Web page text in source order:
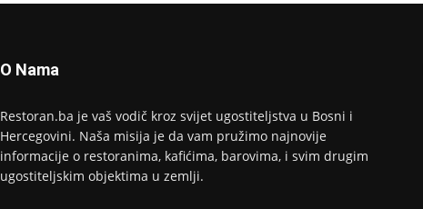
O Nama
Restoran.ba je vaš vodič kroz svijet ugostiteljstva u Bosni i
Hercegovini. Naša misija je da vam pružimo najnovije
informacije o restoranima, kafićima, barovima, i svim drugim
ugostiteljskim objektima u zemlji.